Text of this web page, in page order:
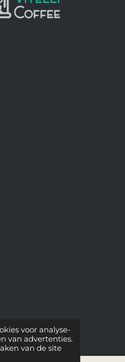
voor analyse-
van advertenties.
van de site